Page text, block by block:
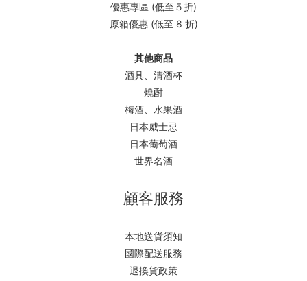
優惠專區 (低至５折)
原箱優惠 (低至 8 折)
其他商品
酒具、清酒杯
燒酎
梅酒、水果酒
日本威士忌
日本葡萄酒
世界名酒
顧客服務
本地送貨須知
國際配送服務
退換貨政策